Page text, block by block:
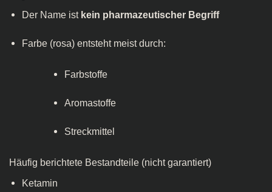
Der Name ist kein pharmazeutischer Begriff
Farbe (rosa) entsteht meist durch:
Farbstoffe
Aromastoffe
Streckmittel
Häufig berichtete Bestandteile (nicht garantiert)
Ketamin